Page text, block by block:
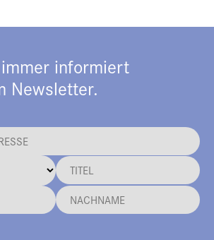
informiert
Newsletter.